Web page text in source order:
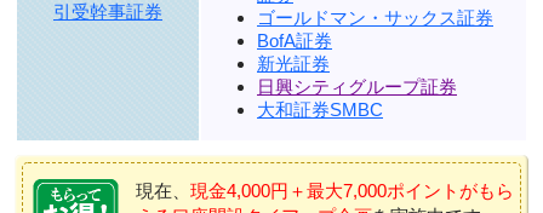
引受幹事証券
ゴールドマン・サックス証券
BofA証券
新光証券
日興シティグループ証券
大和証券SMBC
現在、 現金4,000円＋最大7,000ポイントがもら